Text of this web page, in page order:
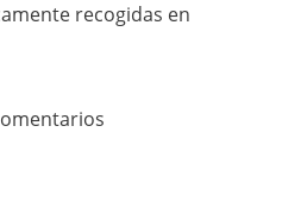
recogidas en